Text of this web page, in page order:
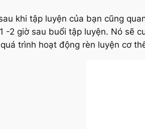
khi tập luyện của bạn cũng
-2 giờ sau buổi tập luyện. Nó sẽ
trình hoạt động rèn luyện cơ